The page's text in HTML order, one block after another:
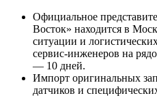
Официальное
Восток» находится в
ситуации и
сервис-инженеров на
— 10 дней.
Импорт оригинальных
датчиков и